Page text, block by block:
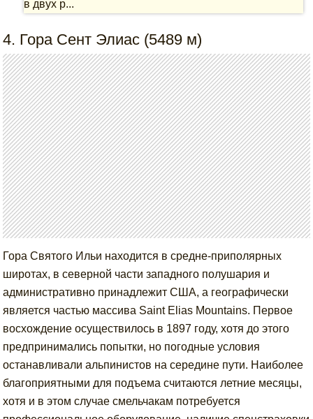
в двух р...
4. Гора Сент Элиас (5489 м)
Гора Святого Ильи находится в средне-приполярных
широтах, в северной части западного полушария и
административно принадлежит США, а географически
является частью массива Saint Elias Mountains. Первое
восхождение осуществилось в 1897 году, хотя до этого
предпринимались попытки, но погодные условия
останавливали альпинистов на середине пути. Наиболее
благоприятными для подъема считаются летние месяцы,
хотя и в этом случае смельчакам потребуется